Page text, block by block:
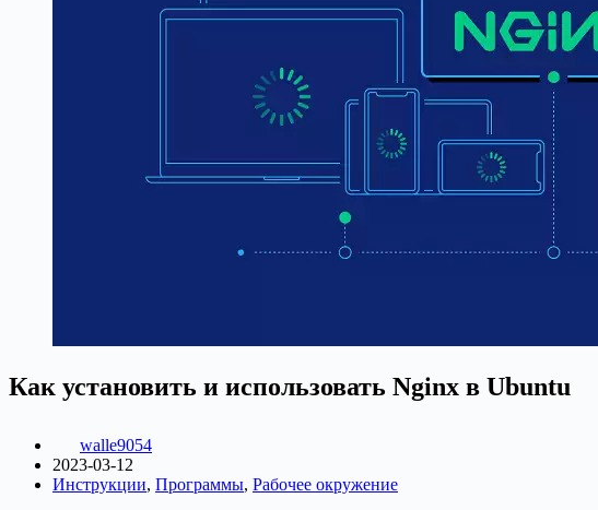
Как установить и использовать Nginx в Ubuntu
walle9054
2023-03-12
Инструкции, Программы, Рабочее окружение